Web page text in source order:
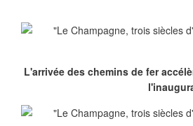
L'arrivée des chemins de fer